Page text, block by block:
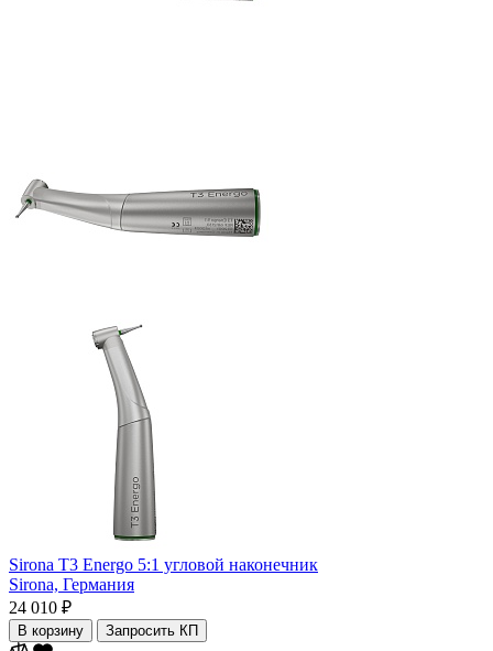
Sirona T3 Energo 5:1 угловой наконечник
Sirona, Германия
24 010 ₽
В корзину Запросить КП